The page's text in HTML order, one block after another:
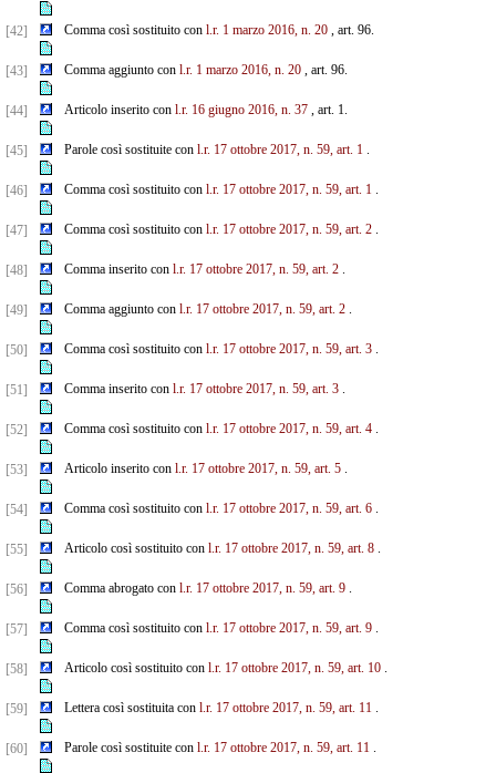
[42] Comma così sostituito con l.r. 1 marzo 2016, n. 20, art. 96.
[43] Comma aggiunto con l.r. 1 marzo 2016, n. 20, art. 96.
[44] Articolo inserito con l.r. 16 giugno 2016, n. 37, art. 1.
[45] Parole così sostituite con l.r. 17 ottobre 2017, n. 59, art. 1.
[46] Comma così sostituito con l.r. 17 ottobre 2017, n. 59, art. 1.
[47] Comma così sostituito con l.r. 17 ottobre 2017, n. 59, art. 2.
[48] Comma inserito con l.r. 17 ottobre 2017, n. 59, art. 2.
[49] Comma aggiunto con l.r. 17 ottobre 2017, n. 59, art. 2.
[50] Comma così sostituito con l.r. 17 ottobre 2017, n. 59, art. 3.
[51] Comma inserito con l.r. 17 ottobre 2017, n. 59, art. 3.
[52] Comma così sostituito con l.r. 17 ottobre 2017, n. 59, art. 4.
[53] Articolo inserito con l.r. 17 ottobre 2017, n. 59, art. 5.
[54] Comma così sostituito con l.r. 17 ottobre 2017, n. 59, art. 6.
[55] Articolo così sostituito con l.r. 17 ottobre 2017, n. 59, art. 8.
[56] Comma abrogato con l.r. 17 ottobre 2017, n. 59, art. 9.
[57] Comma così sostituito con l.r. 17 ottobre 2017, n. 59, art. 9.
[58] Articolo così sostituito con l.r. 17 ottobre 2017, n. 59, art. 10.
[59] Lettera così sostituita con l.r. 17 ottobre 2017, n. 59, art. 11.
[60] Parole così sostituite con l.r. 17 ottobre 2017, n. 59, art. 11.